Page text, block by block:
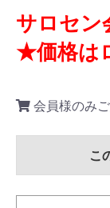
サロセン
★価格は
会員様のみ
こ